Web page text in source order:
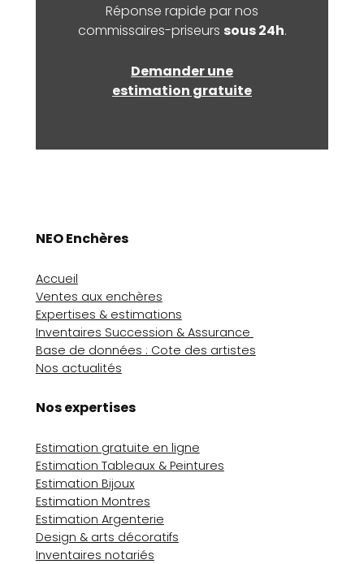
Réponse rapide par nos
commissaires-priseurs sous 24h.
Demander une
estimation gratuite
NEO Enchères
Accueil
Ventes aux enchères
Expertises & estimations
Inventaires Succession & Assurance
Base de données : Cote des artistes
Nos actualités
Nos expertises
Estimation gratuite en ligne
Estimation Tableaux & Peintures
Estimation Bijoux
Estimation Montres
Estimation Argenterie
Design & arts décoratifs
Inventaires notariés